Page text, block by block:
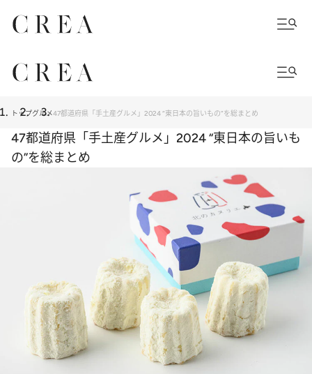
トップグルメ47都道府県「手土産グルメ」2024 “東日本の旨いもの”を総まとめ
47都道府県「手土産グルメ」2024 “東日本の旨いも
の”を総まとめ